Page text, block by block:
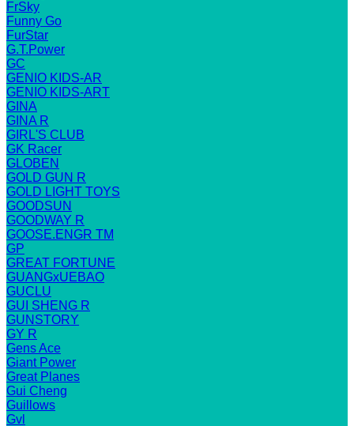
FrSky
Funny Go
FurStar
G.T.Power
GC
GENIO KIDS-AR
GENIO KIDS-ART
GINA
GINA R
GIRL'S CLUB
GK Racer
GLOBEN
GOLD GUN R
GOLD LIGHT TOYS
GOODSUN
GOODWAY R
GOOSE.ENGR TM
GP
GREAT FORTUNE
GUANGxUEBAO
GUCLU
GUI SHENG R
GUNSTORY
GY R
Gens Ace
Giant Power
Great Planes
Gui Cheng
Guillows
Gvl